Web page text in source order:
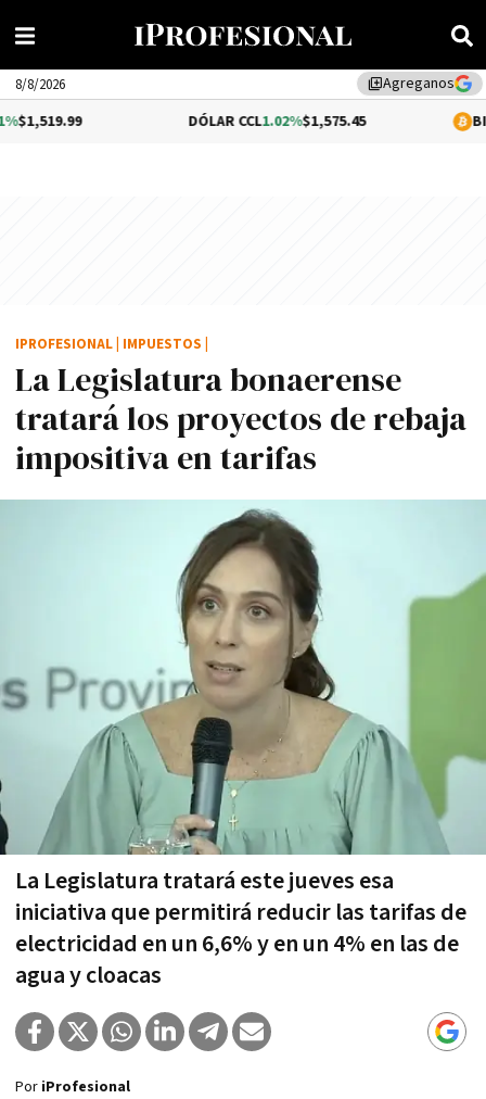
library_addAgreganos
8/8/2026
DÓLAR CCL1.02%$1,575.45 BITCOIN
La Legislatura bonaerense
tratará los proyectos de rebaja
impositiva en tarifas
La Legislatura tratará este jueves esa
iniciativa que permitirá reducir las tarifas de
electricidad en un 6,6% y en un 4% en las de
agua y cloacas
IPROFESIONAL IMPUESTOS
Por iProfesional